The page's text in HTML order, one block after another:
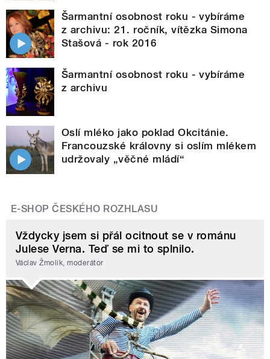
Šarmantní osobnost roku - vybíráme
z archivu: 21. ročník, vítězka Simona
Stašová - rok 2016
Šarmantní osobnost roku - vybíráme
z archivu
Oslí mléko jako poklad Okcitánie.
Francouzské královny si oslím mlékem
udržovaly „věčné mládí“
E-SHOP ČESKÉHO ROZHLASU
Vždycky jsem si přál ocitnout se v románu
Julese Verna. Teď se mi to splnilo.
Václav Žmolík, moderátor